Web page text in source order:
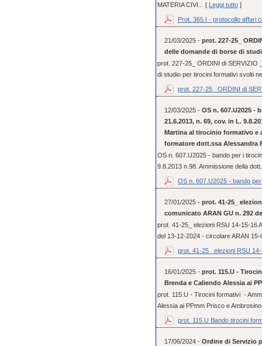
MATERIA CIVI... [ Leggi tutto]
Prot. 365.I - protocollo affari
21/03/2025 - prot. 227-25_
delle domande di borse di
prot. 227-25_ ORDINI di SERVIZIO
di studio per tirocini formativi svolti
prot. 227-25_ ORDINI di
12/03/2025 - OS n. 607.U2025 -
21.6.2013, n. 69, cov. in L.
Martina al tirocinio formativo e
formatore dott.ssa Alessandra
OS n. 607.U2025 - bando per i
9.8.2013 n.98. Ammissione della
OS n. 607.U2025 - bando
27/01/2025 - prot. 41-25_
comunicato ARAN GU n. 292
prot. 41-25_ elezioni RSU 14-15-16
del 13-12-2024 - circolare ARAN 15-
prot. 41-25_ elezioni RSU
16/01/2025 - prot. 115.U -
Brenda e Caliendo Alessia ai
prot. 115.U - Tirocini formativi -
Alessia ai PPmm Prisco e Ambrosino
prot. 115.U Bando tirocini
17/06/2024 - Ordine di Servizio